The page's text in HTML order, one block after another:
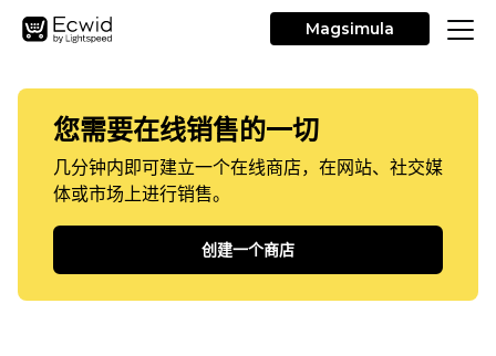
Magsimula
您需要在线销售的一切
几分钟内即可建立一个在线商店，在网站、社交媒
体或市场上进行销售。
创建一个商店